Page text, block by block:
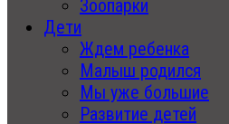
Зоопарки
Дети
Ждем ребенка
Малыш родился
Мы уже большие
Развитие детей